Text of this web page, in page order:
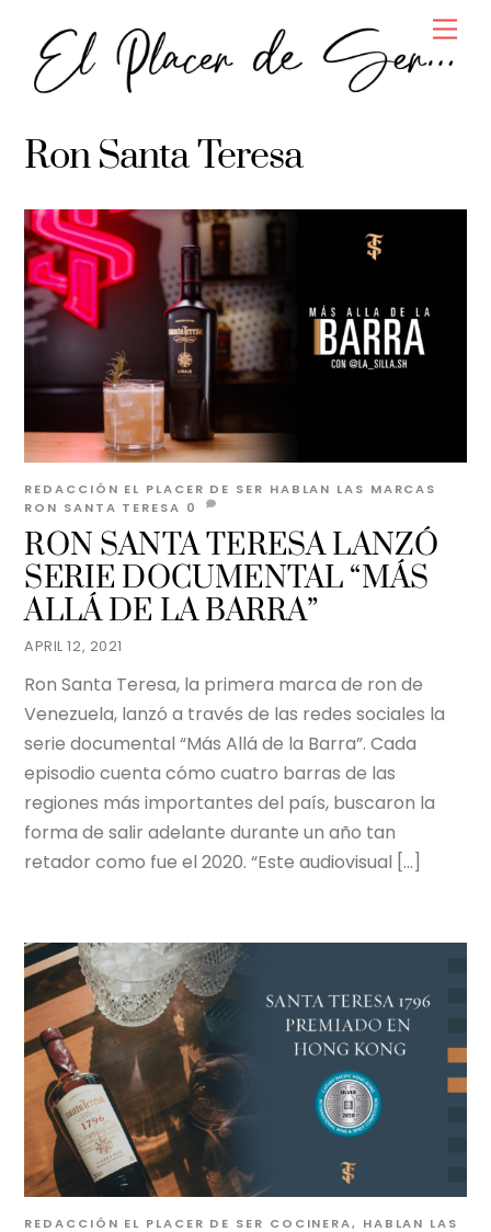
content
Ron Santa Teresa
APRIL 12, 2021
RON SANTA TERESA LANZÓ
SERIE DOCUMENTAL “MÁS
ALLÁ DE LA BARRA”
REDACCIÓN EL PLACER DE SER HABLAN LAS MARCAS
RON SANTA TERESA 0
Ron Santa Teresa, la primera marca de ron de
Venezuela, lanzó a través de las redes sociales la
serie documental “Más Allá de la Barra”. Cada
episodio cuenta cómo cuatro barras de las
regiones más importantes del país, buscaron la
forma de salir adelante durante un año tan
retador como fue el 2020. “Este audiovisual […]
REDACCIÓN EL PLACER DE SER COCINERA, HABLAN LAS